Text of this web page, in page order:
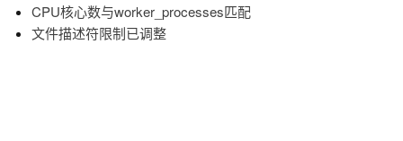
CPU核心数与worker_processes匹配
文件描述符限制已调整